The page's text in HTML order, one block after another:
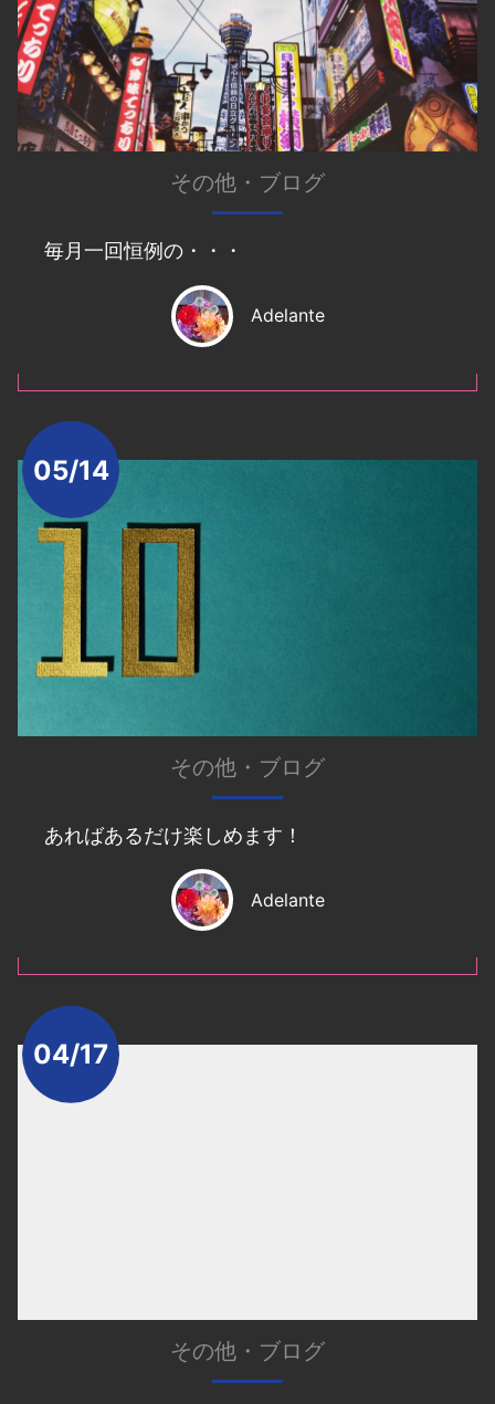
その他 ・ ブログ
毎月一回恒例の・・・
Adelante
05/14
その他 ・ ブログ
あればあるだけ楽しめます！
Adelante
04/17
その他 ・ ブログ